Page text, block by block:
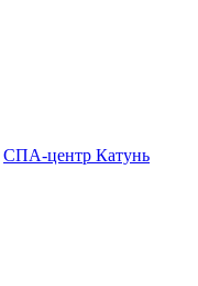
СПА-центр Катунь